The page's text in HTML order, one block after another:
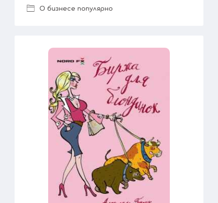
О бизнесе популярно